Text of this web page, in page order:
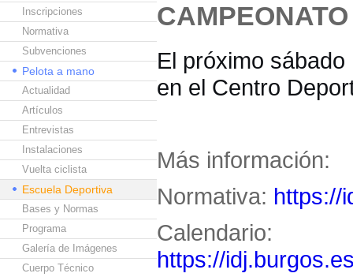
Inscripciones
Normativa
Subvenciones
Pelota a mano
Actualidad
Artículos
Entrevistas
Instalaciones
Vuelta ciclista
Escuela Deportiva
Bases y Normas
Programa
Galería de Imágenes
Cuerpo Técnico
El próximo
en el Centro
Más información:
Normativa: https://
Calendario:
https://